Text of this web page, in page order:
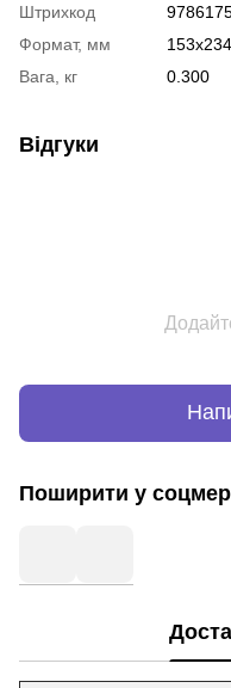
Штрихкод
Формат, мм
Вага, кг
0.300
Відгуки
Поширити у